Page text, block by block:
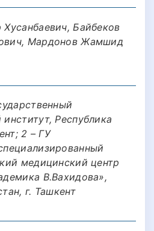
Байбеков
Мардонов Жамшид
Республика
2 – ГУ
медицинский центр
В.Вахидова»,
г. Ташкент